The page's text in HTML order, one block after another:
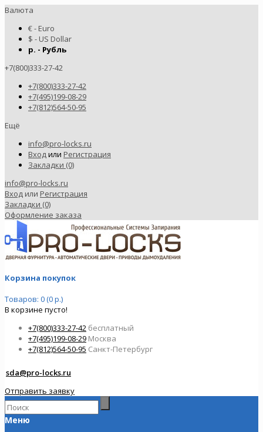
Валюта
€ - Euro
$ - US Dollar
р. - Рубль
+7(800)333-27-42
+7(800)333-27-42
+7(495)199-08-29
+7(812)564-50-95
Ещё
info@pro-locks.ru
Входили Регистрация
Закладки (0)
info@pro-locks.ru
Вход или Регистрация
Закладки (0)
Оформление заказа
Корзина покупок
Товаров: 0 (0 р.)
В корзине пусто!
+7(800)333-27-42 бесплатный
+7(495)199-08-29 Москва
+7(812)564-50-95 Санкт-Петербург
sda@pro-locks.ru
Отправить заявку
Меню